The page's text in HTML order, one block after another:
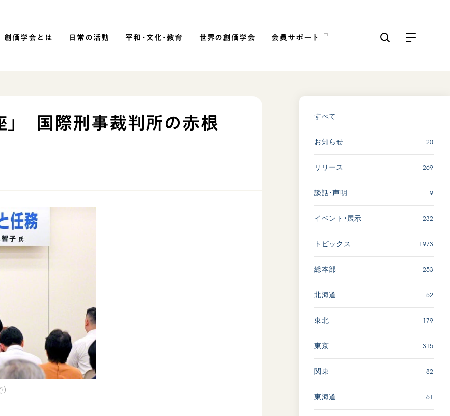
創価学会とは 日常の活動 平和・文化・教育 世界の創価学会 会員サポート
「平和の文化」を構築
取り組み
展示活動
＜関連リンク＞
創価学会総本部
墓地公園・納骨堂
【被爆証言】「原爆の子」と
して生きた80年 広島県 早
志百…
2026.08.06
SDGs
動画
広島
「三つの花ことば」 関西吹
奏楽団
2026.07.31
文化 音楽
「ペンタトニック・ファン
ファーレ」 関西吹奏楽団
2026.07.17
」 国際刑事裁判所の赤根
すべて
お知らせ 20
リリース 269
談話・声明 9
イベント・展示 232
トピックス 1973
総本部 253
北海道 52
東北 179
東京 315
関東 82
東海道 61